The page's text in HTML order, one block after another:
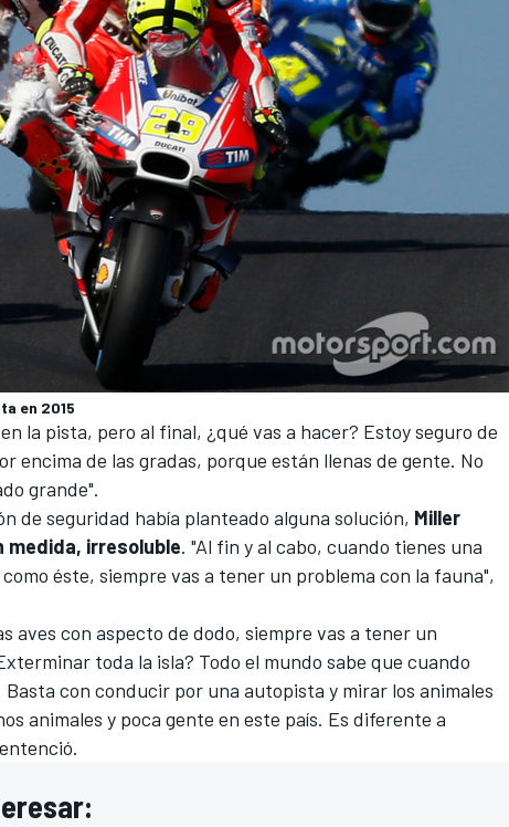
en 2015
la pista, pero al final, ¿qué vas a hacer? Estoy seguro de
encima de las gradas, porque están llenas de gente. No
grande".
de seguridad había planteado alguna solución, Miller
medida, irresoluble. "Al fin y al cabo, cuando tienes una
éste, siempre vas a tener un problema con la fauna",
aves con aspecto de dodo, siempre vas a tener un
toda la isla? Todo el mundo sabe que cuando
con conducir por una autopista y mirar los animales
animales y poca gente en este país. Es diferente a